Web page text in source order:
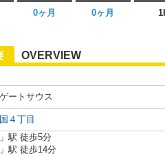
0ヶ月 0ヶ月
OVERVIEW
ートサウス
４丁目
」駅 徒歩5分
」駅 徒歩14分